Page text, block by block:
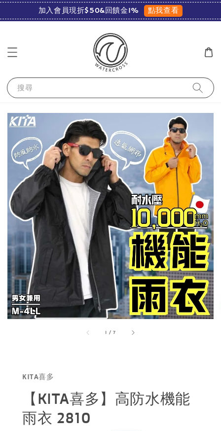
加入會員現折$50&回饋金1% 點我查看
搜尋
1 /7
KITA喜多
【KITA喜多】高防水機能
雨衣 2810